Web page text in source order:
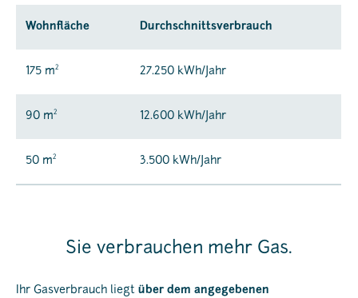
Wohnfläche Durchschnittsverbrauch
175 m2 27.250 kWh/Jahr
90 m2 12.600 kWh/Jahr
50 m2 3.500 kWh/Jahr
Sie verbrauchen mehr Gas.
Ihr Gasverbrauch liegt über dem angegebenen